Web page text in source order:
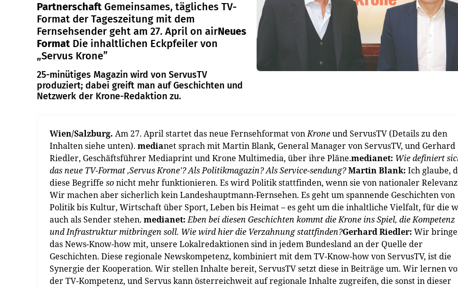
Partnerschaft Gemeinsames, tägliches TV-
Format der Tageszeitung mit dem
Fernsehsender geht am 27. April on airNeues
Format Die inhaltlichen Eckpfeiler von
„Servus Krone”
25-minütiges Magazin wird von ServusTV
produziert; dabei greift man auf Geschichten und
Netzwerk der Krone-Redaktion zu.
Wien/Salzburg. Am 27. April startet das neue Fernsehformat vonKroneund ServusTV (Details zu den
Inhalten siehe unten). medianet sprach mit Martin Blank, General Manager von ServusTV, und Gerhard
Riedler, Geschäftsführer Mediaprint und Krone Multimedia, über ihre Pläne.medianet: Wie definiert
das neue TV-Format ‚Servus Krone'? Als Politikmagazin? Als Service-sendung?Martin Blank: Ich glaube,
diese Begriffe sonicht mehr funktionieren. Es wird Politik stattfinden, wenn sie von nationaler
Wir machen aber sicherlich kein Landeshauptmann-Fernsehen. Es geht um spannende Geschichten von
Politik bis Kultur, Wirtschaft über Sport, Leben bis Heimat – es geht um die inhaltliche Vielfalt, für die
auch als Sender stehen. medianet:Eben bei diesen Geschichten kommt dieKrone ins Spiel, die Kompetenz
und Infrastruktur mitbringen soll. Wie wird hier die Verzahnung stattfinden?Gerhard Riedler: Wir
das News-Know-how mit, unsere Lokalredaktionen sind in jedem Bundesland an der Quelle der
Geschichten. Diese regionale Newskompetenz, kombiniert mit dem TV-Know-how von ServusTV, ist die
Synergie der Kooperation. Wir ­stellen Inhalte bereit, ServusTV setzt diese in Beiträge um. Wir lernen
der TV-Kompetenz, und Servus kann österreichweit auf ­regionale Inhalte zugreifen, die sonst in dieser